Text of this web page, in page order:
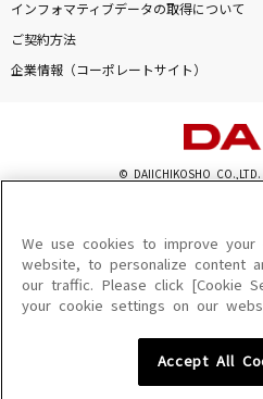
インフォマティブデータの取得について
ご契約方法
企業情報（コーポレートサイト）
© DAIICHIKOSHO
このサイトに掲載されている一切の文章・画
を問わず、著作権法の定める範囲を超えて無
を禁じます。
楽曲及びコンテンツは、機種によりご利用い
楽曲及びコンテンツの配信日、配信内容が変
We use cookies to improve your
website, to personalize content
our traffic. Please click [Cookie
your cookie settings on our
Accept All